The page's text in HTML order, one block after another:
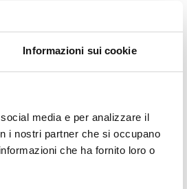
Informazioni sui cookie
media e per analizzare il
i nostri partner che si occupano
che ha fornito loro o